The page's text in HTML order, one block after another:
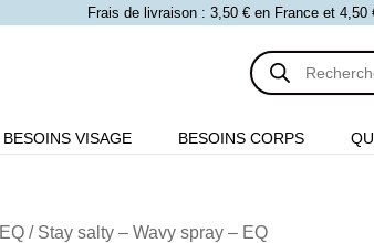
Frais de livraison : 3,50 € en France et
Recherche
de
produits
BESOINS VISAGE BESOINS CORPS
EQ / Stay salty – Wavy spray – EQ